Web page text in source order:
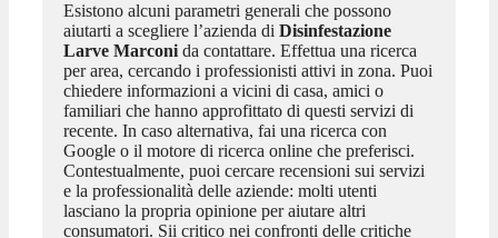
Esistono alcuni parametri generali che possono
aiutarti a scegliere l’azienda di Disinfestazione
Larve Marconida contattare. Effettua una ricerca
per area, cercando i professionisti attivi in zona. Puoi
chiedere informazioni a vicini di casa, amici o
familiari che hanno approfittato di questi servizi di
recente. In caso alternativa, fai una ricerca con
Google o il motore di ricerca online che preferisci.
Contestualmente, puoi cercare recensioni sui servizi
e la professionalità delle aziende: molti utenti
lasciano la propria opinione per aiutare altri
consumatori. Sii critico nei confronti delle critiche